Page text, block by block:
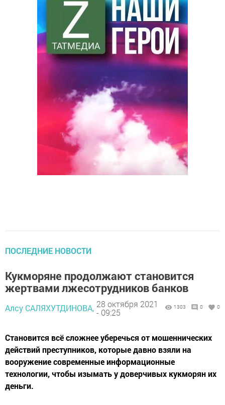
ПОСЛЕДНИЕ НОВОСТИ
Кукморяне продолжают становится
жертвами лжесотрудников банков
Алсу САЛЯХУТДИНОВА, 28 октября 2021
- 09:25
1303 0 0
Становится всё сложнее уберечься от мошеннических
действий преступников, которые давно взяли на
вооружение современные информационные
технологии, чтобы изымать у доверчивых кукморян их
деньги.